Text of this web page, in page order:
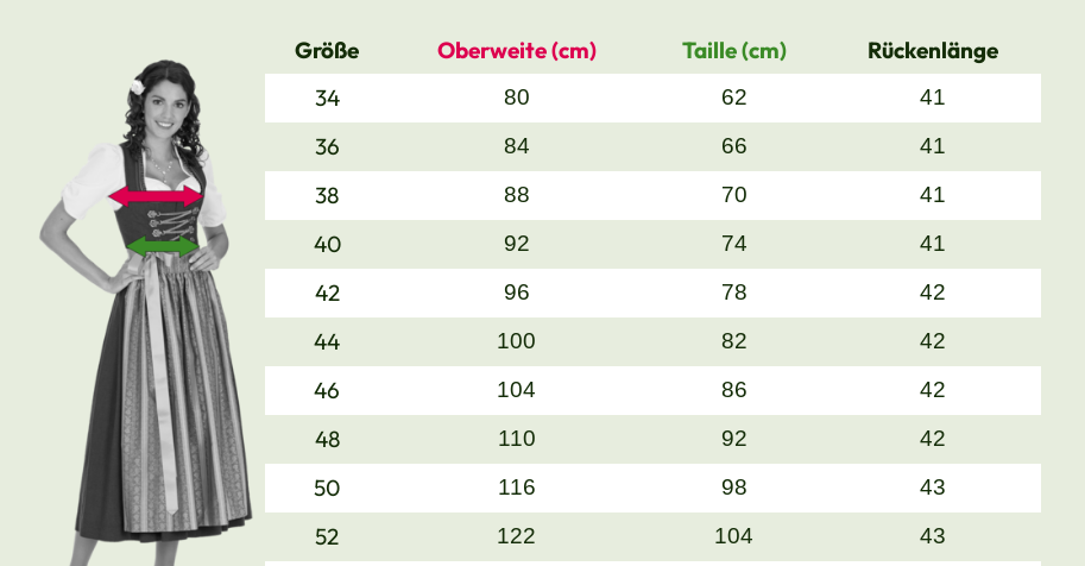
Größe Oberweite (cm) Taille (cm)
Rückenlänge
34
80 62 41
36 84 66 41
38 88 70 41
40 92 74 41
42 96 78 42
44 100 82 42
46 104 86 42
48 110 92 42
50 116 98 43
52 122 104 43